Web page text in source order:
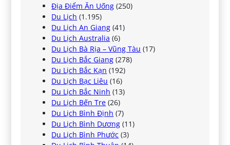
Địa Điểm Ăn Uống (250)
Du Lịch (1.195)
Du Lịch An Giang (41)
Du Lịch Australia (6)
Du Lịch Bà Rịa – Vũng Tàu (17)
Du Lịch Bắc Giang (278)
Du Lịch Bắc Kạn (192)
Du Lịch Bạc Liêu (16)
Du Lịch Bắc Ninh (13)
Du Lịch Bến Tre (26)
Du Lịch Bình Định (7)
Du Lịch Bình Dương (11)
Du Lịch Bình Phước (3)